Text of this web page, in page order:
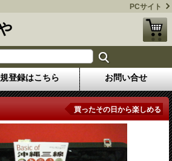
PCサイト
登録はこちら お問い合せ
買ったその日から楽しめる